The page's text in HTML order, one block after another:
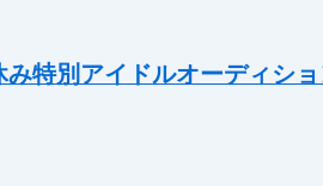
み特別アイドルオーディショ